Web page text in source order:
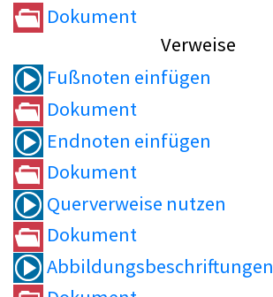
Dokument
Verweise
Fußnoten einfügen
Dokument
Endnoten einfügen
Dokument
Querverweise nutzen
Dokument
Abbildungsbeschriftungen